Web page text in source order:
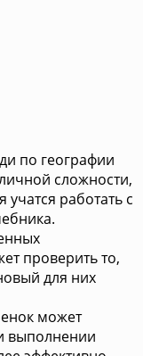
по географии
сложности,
работать с
проверить то,
для них
может
выполнении